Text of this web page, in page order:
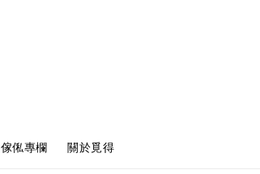
傢俬專欄 關於覓得